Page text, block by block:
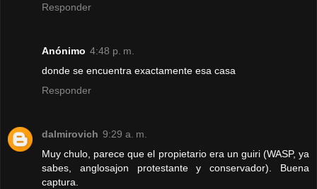
Responder
Anónimo 4:48 p. m.
donde se encuentra exactamente esa casa
Responder
dalmirovich 9:29 a. m.
Muy chulo, parece que el propietario era un guiri (WASP, ya
sabes, anglosajon protestante y conservador). Buena
captura.